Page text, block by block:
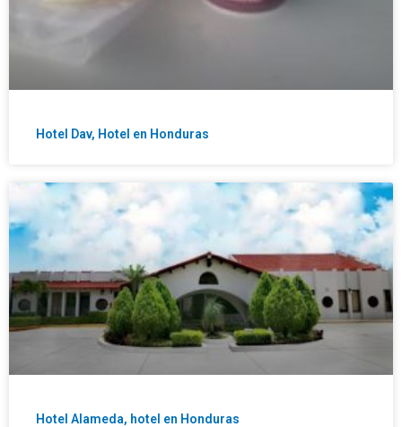
Hotel Dav, Hotel en Honduras
Hotel Alameda, hotel en Honduras